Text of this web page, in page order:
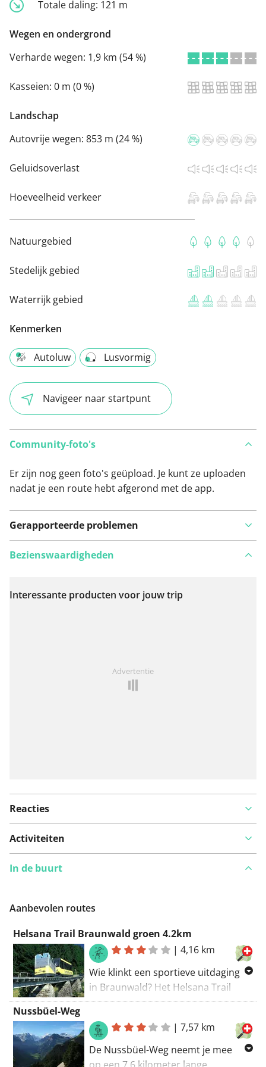
Totale daling: 121 m
Wegen en ondergrond
Verharde wegen: 1,9 km (54 %)
Kasseien: 0 m (0 %)
Landschap
Autovrije wegen: 853 m (24 %)
Geluidsoverlast
Hoeveelheid verkeer
Natuurgebied
Stedelijk gebied
Waterrijk gebied
Kenmerken
Autoluw Lusvormig
Navigeer naar startpunt
Community-foto's
Er zijn nog geen foto's geüpload. Je kunt ze uploaden
nadat je een route hebt afgerond met de app.
Gerapporteerde problemen
Bekijk op kaart
Bezienswaardigheden
Interessante producten voor jouw trip
Advertentie
Reacties
Activiteiten
In de buurt
Aanbevolen routes
Helsana Trail Braunwald groen 4.2km
|4,16 km
Wie klinkt een sportieve uitdaging
in Braunwald? Het Helsana Trail
biedt op 4,2 km een gevarieerde,
hoogtemeters. Het lussvormige
parcours voert door
indrukwekkende landschappen en
Nussbüel-Weg
|7,57 km
De Nussbüel-Weg neemt je mee